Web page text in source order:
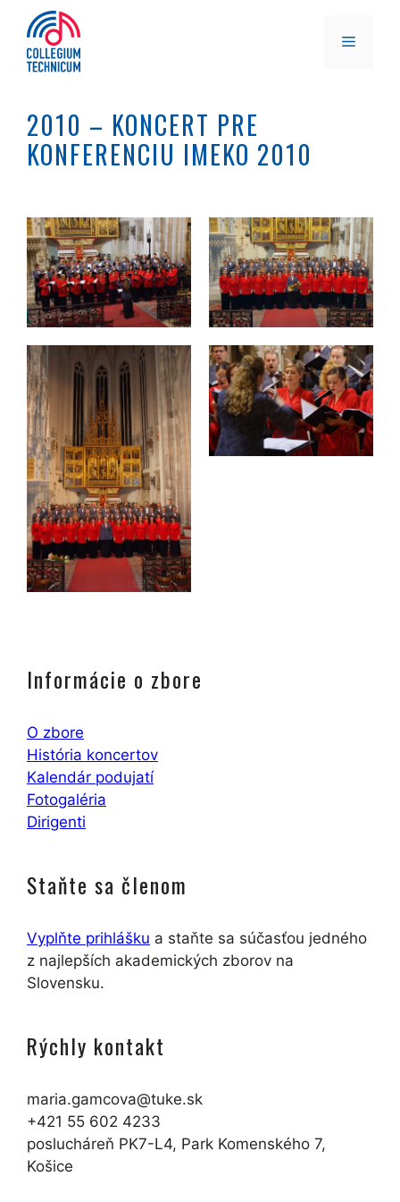
Preskočiť
obsah
MENU
2010 – KONCERT PRE
KONFERENCIU IMEKO 2010
Informácie o zbore
O zbore
História koncertov
Kalendár podujatí
Fotogaléria
Dirigenti
Staňte sa členom
Vyplňte prihlášku a staňte sa súčasťou jedného
z najlepších akademických zborov na
Slovensku.
Rýchly kontakt
maria.gamcova@tuke.sk
+421 55 602 4233
poslucháreň PK7-L4, Park Komenského 7,
Košice